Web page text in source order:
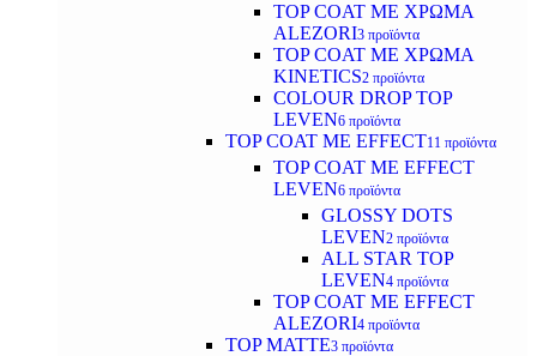
TOP COAT ΜΕ ΧΡΩΜΑ
ALEZORI3 προϊόντα
TOP COAT ΜΕ ΧΡΩΜΑ
KINETICS2 προϊόντα
COLOUR DROP TOP
LEVEN6 προϊόντα
TOP COAT ΜΕ EFFECT11 προϊόντα
TOP COAT ME EFFECT
LEVEN6 προϊόντα
GLOSSY DOTS
LEVEN2 προϊόντα
ALL STAR TOP
LEVEN4 προϊόντα
TOP COAT ME EFFECT
ALEZORI4 προϊόντα
TOP MATTE3 προϊόντα